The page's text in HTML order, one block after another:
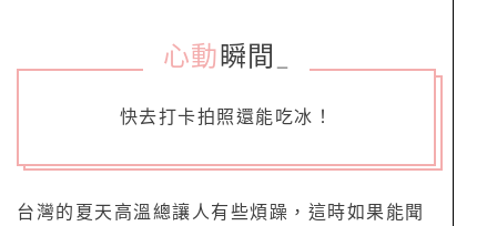
心動 瞬間
快去打卡拍照還能吃冰！
台灣的夏天高溫總讓人有些煩躁，這時如果能聞